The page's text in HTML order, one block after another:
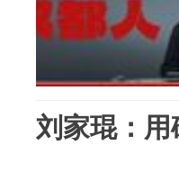
刘家琨：用